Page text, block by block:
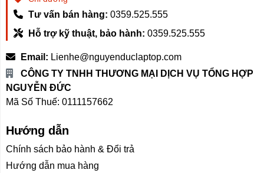
xem truyền hình cáp, kết nối loa ngoài, điều khiển chò chơi
qua tay cầm điều khiển trò chơi, ...
Tư vấn bán hàng: 0359.525.555
Hỗ trợ kỹ thuật, bảo hành: 0359.525.555
Email: Lienhe@nguyenduclaptop.com
CÔNG TY TNHH THƯƠNG MẠI DỊCH VỤ TỔNG HỢP
NGUYỄN ĐỨC
Mã Số Thuế: 0111157662
Hướng dẫn
Chính sách bảo hành & Đổi trả
Hướng dẫn mua hàng